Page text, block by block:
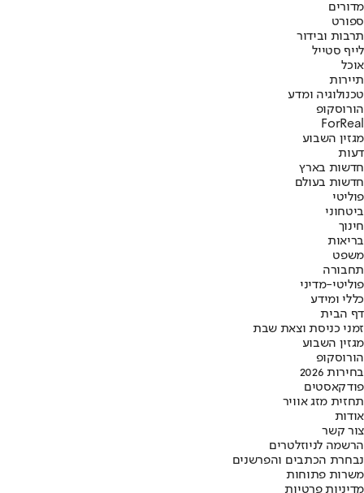
מדורים
ספורט
תרבות ובידור
לייף סטייל
אוכל
תיירות
טכנולוגיה ומדע
הורוסקופ
ForReal
מגזין השבוע
דעות
חדשות בארץ
חדשות בעולם
פוליטי
ביטחוני
חינוך
בריאות
משפט
תחבורה
פוליטי-מדיני
כללי ומידע
דף הבית
זמני כניסת וצאת שבת
מגזין השבוע
הורוסקופ
בחירות 2026
פודקאסטים
תחזית מזג אוויר
אודות
צור קשר
הרשמה לניוזלטרים
נבחרת הכתבים והפרשנים
משרות פתוחות
מדיניות פרטיות